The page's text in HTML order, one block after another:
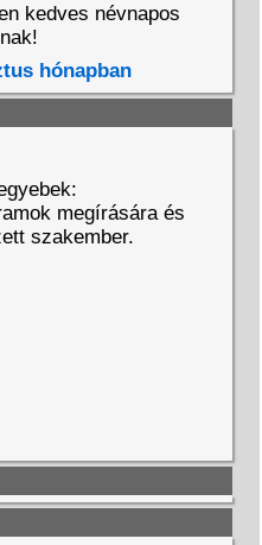
kedves névnapos
hónapban
megírására és
szakember.